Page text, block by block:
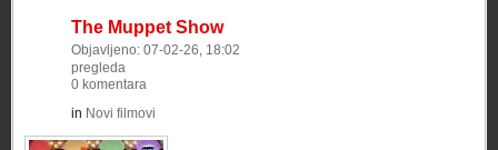
The Muppet Show
Objavljeno: 07-02-26, 18:02
pregleda
0 komentara
in Novi filmovi